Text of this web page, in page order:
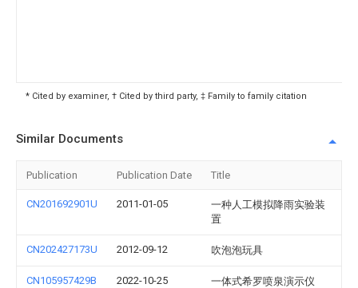
* Cited by examiner, † Cited by third party, ‡ Family to family citation
Similar Documents
Publication Publication Date Title
CN201692901U 2011-01-05
一种人工模拟降雨实验装
置
CN202427173U 2012-09-12 吹泡泡玩具
CN105957429B 2022-10-25 一体式希罗喷泉演示仪